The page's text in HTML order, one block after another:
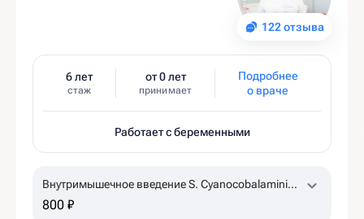
122 отзыва
6 лет
стаж
от 0 лет
принимает
Подробнее
о враче
Работает с беременными
Внутримышечное введение S. Cyanocobalamini
500 mcg 1,0 ml
800 ₽